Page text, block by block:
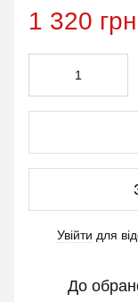
1 320 грн
Увійти для
До